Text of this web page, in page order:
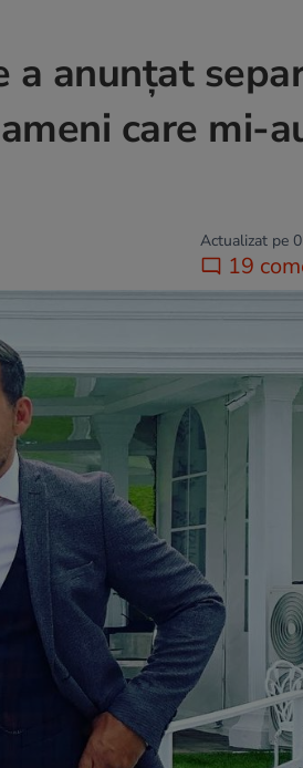
a anunțat
care mi-
Actualizat pe
19